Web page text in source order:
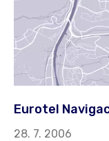
Eurotel
28. 7. 2006